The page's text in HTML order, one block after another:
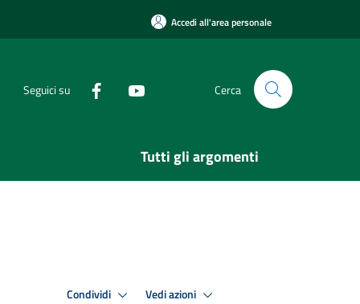
Accedi all'area personale
Seguici su Cerca
Tutti gli argomenti
Condividi Vedi azioni